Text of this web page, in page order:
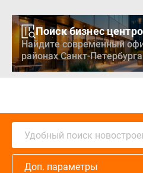
Поиск бизнес
Найдите современный
районах Санкт-Петербурга
Удобный поиск
Доп. параметры